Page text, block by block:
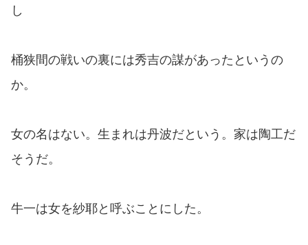
し
桶狭間の戦いの裏には秀吉の謀があったというの
か。
女の名はない。生まれは丹波だという。家は陶工だ
そうだ。
牛一は女を紗耶と呼ぶことにした。